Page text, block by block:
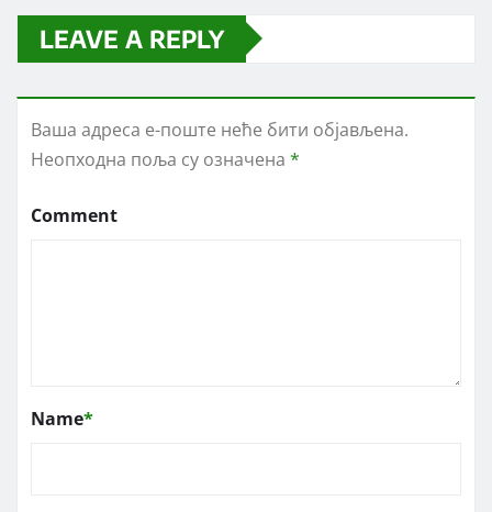
LEAVE A REPLY
Ваша адреса е-поште неће бити објављена.
Неопходна поља су означена *
Comment
Name*